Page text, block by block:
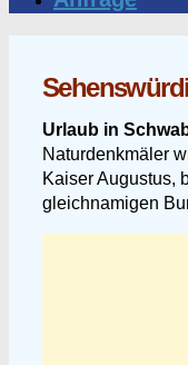
Urlaub in
Naturdenkmäler
Kaiser Augustus,
gleichnamigen